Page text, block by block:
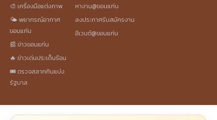
🎨 เครื่องมือแต่งภาพ
🌤️ พยากรณ์อากาศ
ขอนแก่น
📰 ข่าวขอนแก่น
🔥 ข่าวเด่นประเด็นร้อน
🎟️ ตรวจสลากกินแบ่ง
รัฐบาล
หางาน@ขอนแก่น
ลงประกาศรับสมัครงาน
อีเวนต์@ขอนแก่น